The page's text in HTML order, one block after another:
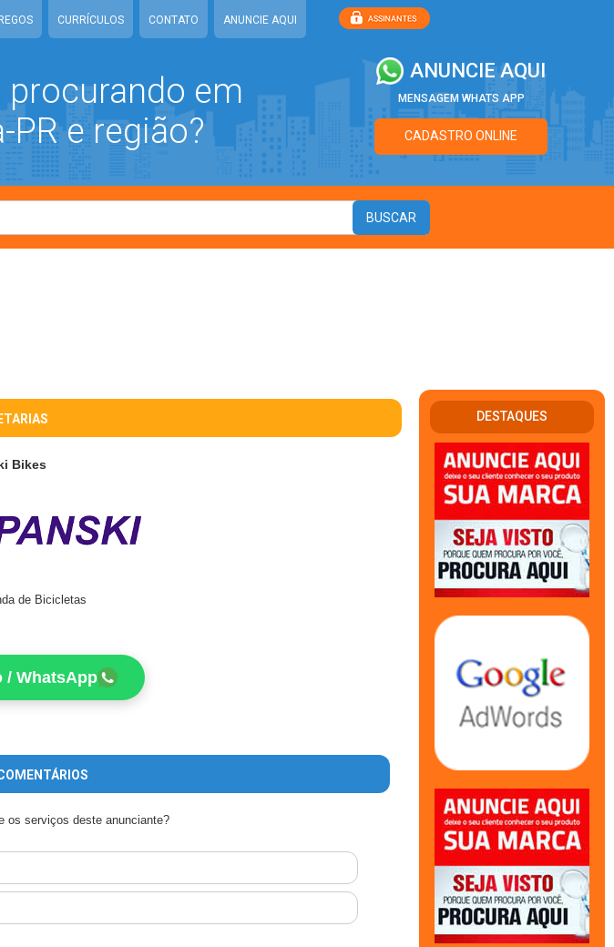
CURRÍCULOS CONTATO ANUNCIE AQUI
procurando em
e região?
ANUNCIE AQUI
MENSAGEM WHATS APP
CADASTRO ONLINE
Bikes
de Bicicletas
/ WhatsApp
os serviços deste anunciante?
DESTAQUES